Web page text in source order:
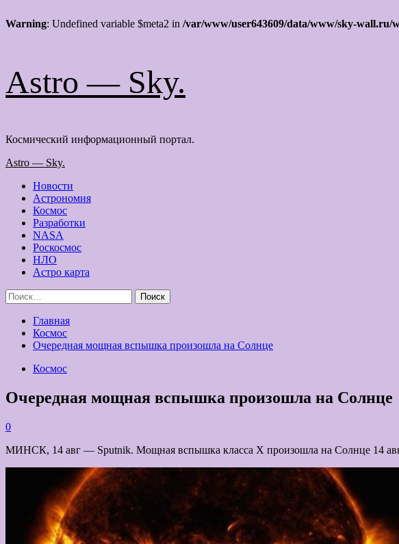
Warning: Undefined variable $meta2 in /var/www/user643609/data/www/sky-wall.ru/
содержимому
Astro — Sky.
Космический информационный портал.
Основное
Astro — Sky.
Новости
Астрономия
Космос
Разработки
NASA
Роскосмос
НЛО
Астро карта
Найти:
Главная
Космос
Очередная мощная вспышка произошла на Солнце
Космос
Очередная мощная вспышка произошла на Солнце
0
МИНСК, 14 авг — Sputnik. Мощная вспышка класса Х произошла на Солнце 14